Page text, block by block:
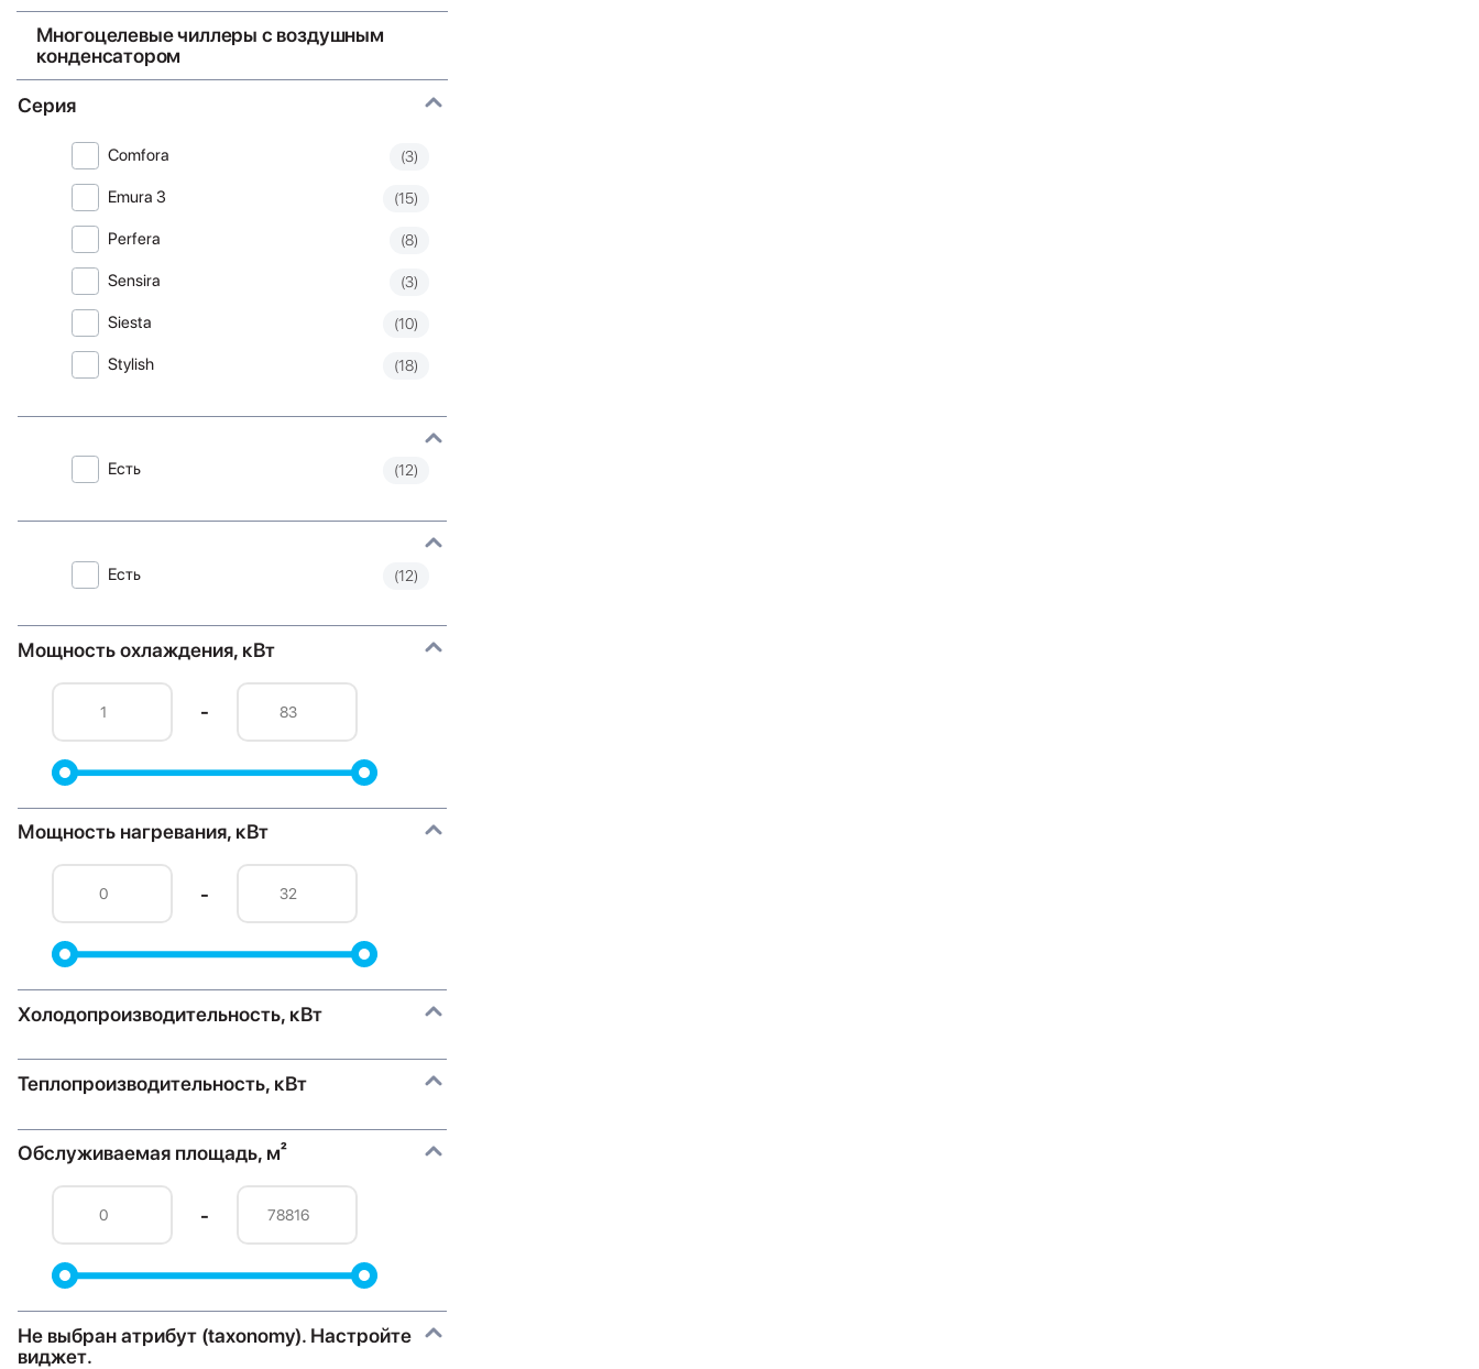
Многоцелевые чиллеры с воздушным
конденсатором
Серия
Comfora (3)
Emura 3 (15)
Perfera (8)
Sensira (3)
Siesta (10)
Stylish (18)
Есть (12)
Есть (12)
Мощность охлаждения, кВт
-
Мощность нагревания, кВт
-
Холодопроизводительность, кВт
Теплопроизводительность, кВт
Обслуживаемая площадь, м²
-
Не выбран атрибут (taxonomy). Настройте
виджет.